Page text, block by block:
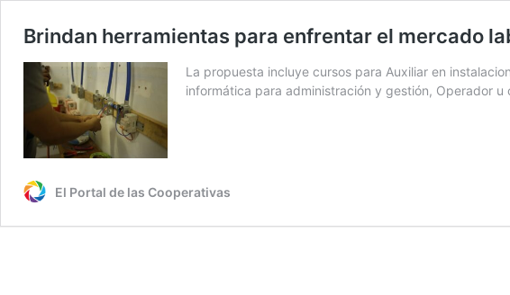
Brindan herramientas para enfrentar el mercado
La propuesta incluye cursos para Auxiliar en
informática para administración y gestión, Operador
El Portal de las Cooperativas